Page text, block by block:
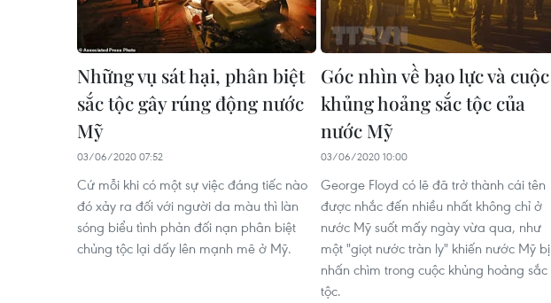
Những vụ sát hại, phân biệt
sắc tộc gây rúng động nước
Mỹ
03/06/2020 07:52
Cứ mỗi khi có một sự việc đáng tiếc nào
đó xảy ra đối với người da màu thì làn
sóng biểu tình phản đối nạn phân biệt
chủng tộc lại dấy lên mạnh mẽ ở Mỹ.
Góc nhìn về bạo lực và cuộc
khủng hoảng sắc tộc của
nước Mỹ
03/06/2020 10:00
George Floyd có lẽ đã trở thành cái tên
được nhắc đến nhiều nhất không chỉ ở
nước Mỹ suốt mấy ngày vừa qua, như
một "giọt nước tràn ly" khiến nước Mỹ bị
nhấn chìm trong cuộc khủng hoảng sắc
tộc.